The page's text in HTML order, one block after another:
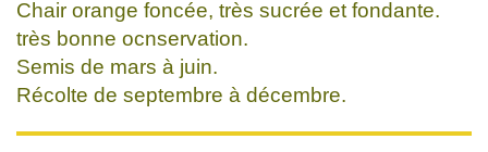
Chair orange foncée, très sucrée et fondante.
très bonne ocnservation.
Semis de mars à juin.
Récolte de septembre à décembre.